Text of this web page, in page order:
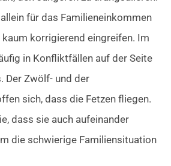
für das Familieneinkommen
korrigierend eingreifen. Im
in Konfliktfällen auf der Seite
Der Zwölf- und der
sich, dass die Fetzen fliegen.
dass sie auch aufeinander
die schwierige Familiensituation